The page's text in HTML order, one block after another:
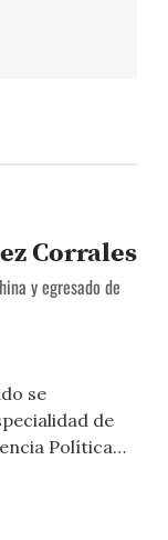
Corrales
y egresado de
se
de
Política